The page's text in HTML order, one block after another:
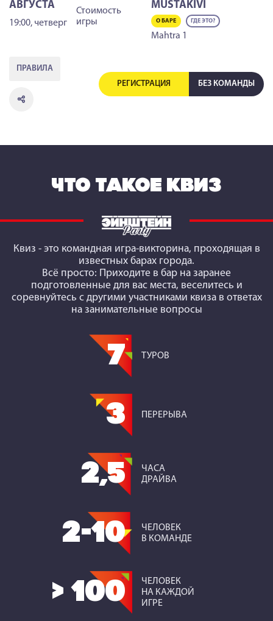
АВГУСТА
19:00, четверг
Стоимость
игры
MUSTAKIVI
О БАРЕ ГДЕ ЭТО?
Mahtra 1
ПРАВИЛА
РЕГИСТРАЦИЯ
БЕЗ КОМАНДЫ
ЧТО ТАКОЕ КВИЗ
Квиз - это командная игра-викторина, проходящая в
известных барах города.
Всё просто: Приходите в бар на заранее
подготовленные для вас места, веселитесь и
соревнуйтесь с другими участниками квиза в ответах
на занимательные вопросы
7 ТУРОВ
3 ПЕРЕРЫВА
2,5
ЧАСА
ДРАЙВА
2-10
ЧЕЛОВЕК
В КОМАНДЕ
> 100
ЧЕЛОВЕК
НА КАЖДОЙ
ИГРЕ